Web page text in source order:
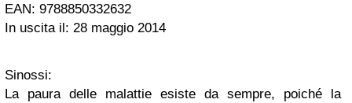
EAN: 9788850332632
In uscita il: 28 maggio 2014
Sinossi:
La paura delle malattie esiste da sempre, poiché la